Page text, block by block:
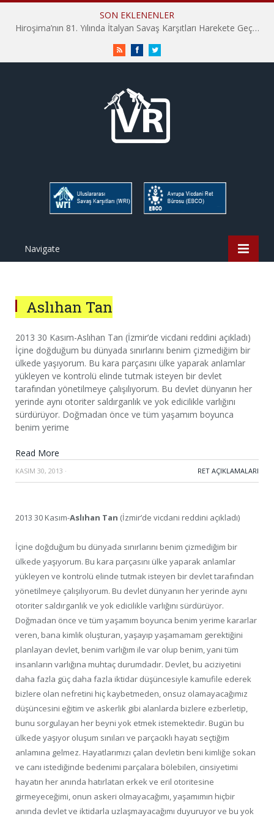
SON EKLENENLER
Hiroşima’nın 81. Yılında İtalyan Savaş Karşıtları Harekete Geçti: “Hatırlamak yeterli değil”
RSS FacebookTwitter
Navigate
Aslıhan Tan
2013 30 Kasım-Aslıhan Tan (İzmir’de vicdani reddini açıkladı)
İçine doğduğum bu dünyada sınırlarını benim çizmediğim bir
ülkede yaşıyorum. Bu kara parçasını ülke yaparak anlamlar
yükleyen ve kontrolü elinde tutmak isteyen bir devlet
tarafından yönetilmeye çalışılıyorum. Bu devlet dünyanın her
yerinde aynı otoriter saldırganlık ve yok edicilikle varlığını
sürdürüyor. Doğmadan önce ve tüm yaşamım boyunca
benim yerime
Read More
KASIM 30, 2013 · RET AÇIKLAMALARI
2013 30 Kasım-Aslıhan Tan (İzmir’de vicdani reddini açıkladı)
İçine doğduğum bu dünyada sınırlarını benim çizmediğim bir
ülkede yaşıyorum. Bu kara parçasını ülke yaparak anlamlar
yükleyen ve kontrolü elinde tutmak isteyen bir devlet tarafından
yönetilmeye çalışılıyorum. Bu devlet dünyanın her yerinde aynı
otoriter saldırganlık ve yok edicilikle varlığını sürdürüyor.
Doğmadan önce ve tüm yaşamım boyunca benim yerime kararlar
veren, bana kimlik oluşturan, yaşayıp yaşamamam gerektiğini
planlayan devlet, benim varlığım ile var olup benim, yani tüm
insanların varlığına muhtaç durumdadır. Devlet, bu aciziyetini
daha fazla güç daha fazla iktidar düşüncesiyle kamufile ederek
bizlere olan nefretini hiç kaybetmeden, onsuz olamayacağımız
düşüncesini eğitim ve askerlik gibi alanlarda bizlere ezberletip,
bunu sorgulayan her beyni yok etmek istemektedir. Bugün bu
ülkede yaşıyor oluşum sınıları ve parçacıklı hayatı seçtiğim
anlamına gelmez. Hayatlarımızı çalan devletin beni kimliğe sokan
ve canı istediğinde bedenimi parçalara bölebilen, cinsiyetimi
hayatın her anında hatırlatan erkek ve eril otoritesine
girmeyeceğimi, onun askeri olmayacağımı, yaşamımın hiçbir
anında devlet ve iktidarla uzlaşmayacağımı duyuruyor ve bu yok